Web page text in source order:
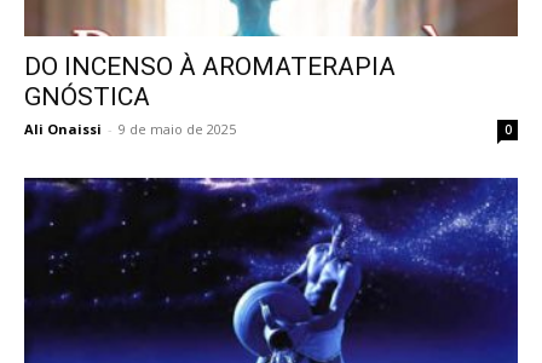
DO INCENSO À AROMATERAPIA
GNÓSTICA
Ali Onaissi - 9 de maio de 2025 0